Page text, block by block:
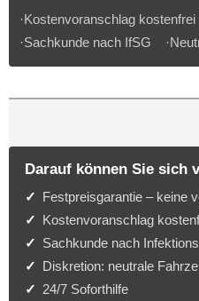
·Kostenvoranschlag
·Sachkunde nach IfSG
Darauf können Sie sich
Festpreisgarantie – keine
Kostenvoranschlag
Sachkunde nach
Diskretion: neutrale
24/7 Soforthilfe